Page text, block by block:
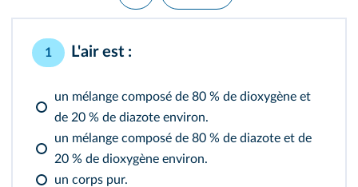
1 L'air est :
un mélange composé de 80 % de dioxygène et
de 20 % de diazote environ.
un mélange composé de 80 % de diazote et de
20 % de dioxygène environ.
un corps pur.